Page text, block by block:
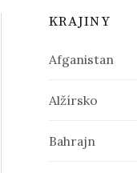
KRAJINY
Afganistan
Alžírsko
Bahrajn